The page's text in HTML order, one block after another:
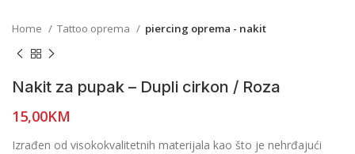
Home Tattoo oprema piercing oprema - nakit
Nakit za pupak – Dupli cirkon / Roza
15,00KM
Izrađen od visokokvalitetnih materijala kao što je nehrđajući